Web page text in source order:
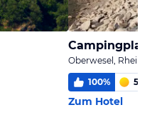
Oberwesel,
100% 5,8
Zum Hotel